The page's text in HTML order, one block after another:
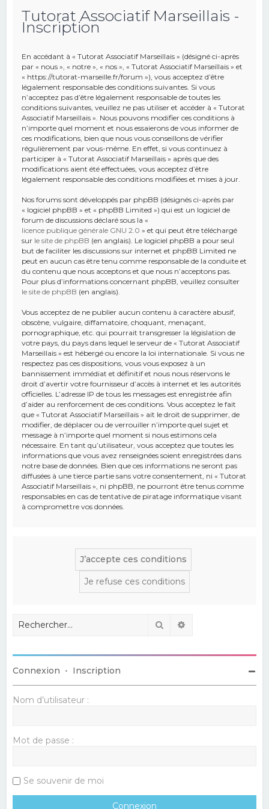
Tutorat Associatif Marseillais -
Inscription
En accédant à « Tutorat Associatif Marseillais » (désigné ci-après
par « nous », « notre », « nos », « Tutorat Associatif Marseillais » et
« https://tutorat-marseille.fr/forum »), vous acceptez d’être
légalement responsable des conditions suivantes. Si vous
n’acceptez pas d’être légalement responsable de toutes les
conditions suivantes, veuillez ne pas utiliser et accéder à « Tutorat
Associatif Marseillais ». Nous pouvons modifier ces conditions à
n’importe quel moment et nous essaierons de vous informer de
ces modifications, bien que nous vous conseillons de vérifier
régulièrement par vous-même. En effet, si vous continuez à
participer à « Tutorat Associatif Marseillais » après que des
modifications aient été effectuées, vous acceptez d’être
légalement responsable des conditions modifiées et mises à jour.
Nos forums sont développés par phpBB (désignés ci-après par
« logiciel phpBB » et « phpBB Limited ») qui est un logiciel de
forum de discussions déclaré sous la «
licence publique générale GNU 2.0 » et qui peut être téléchargé
sur le site de phpBB (en anglais). Le logiciel phpBB a pour seul
but de faciliter les discussions sur internet et phpBB Limited ne
peut en aucun cas être tenu comme responsable de la conduite et
du contenu que nous acceptons et que nous n’acceptons pas.
Pour plus d’informations concernant phpBB, veuillez consulter
le site de phpBB (en anglais).
Vous acceptez de ne publier aucun contenu à caractère abusif,
obscène, vulgaire, diffamatoire, choquant, menaçant,
pornographique, etc. qui pourrait transgresser la législation de
votre pays, du pays dans lequel le serveur de « Tutorat Associatif
Marseillais » est hébergé ou encore la loi internationale. Si vous ne
respectez pas ces dispositions, vous vous exposez à un
bannissement immédiat et définitif et nous nous réservons le
droit d’avertir votre fournisseur d’accès à internet et les autorités
officielles. L’adresse IP de tous les messages est enregistrée afin
d’aider au renforcement de ces conditions. Vous acceptez le fait
que « Tutorat Associatif Marseillais » ait le droit de supprimer, de
modifier, de déplacer ou de verrouiller n’importe quel sujet et
message à n’importe quel moment si nous estimons cela
nécessaire. En tant qu’utilisateur, vous acceptez que toutes les
informations que vous avez renseignées soient enregistrées dans
notre base de données. Bien que ces informations ne seront pas
diffusées à une tierce partie sans votre consentement, ni « Tutorat
Associatif Marseillais », ni phpBB, ne pourront être tenus comme
responsables en cas de tentative de piratage informatique visant
à compromettre vos données.
Rechercher
Connexion • Inscription
Nom d’utilisateur :
Mot de passe :
Se souvenir de moi